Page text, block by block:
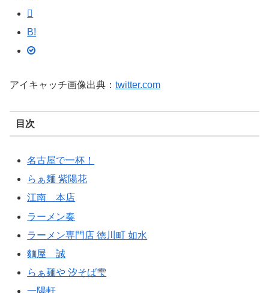
B!
アイキャッチ画像出典： twitter.com
目次
名古屋で一杯！
らぁ麺 紫陽花
江南 本店
ラーメン奏
ラーメン専門店 徳川町 如水
麵屋 誠
らぁ麺や 汐そば雫